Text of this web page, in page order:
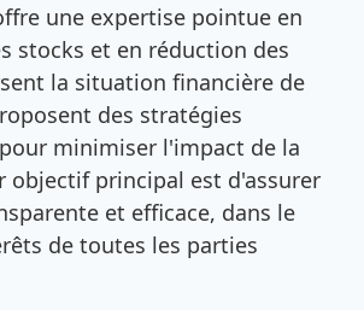
une expertise pointue en
stocks et en réduction des
la situation financière de
des stratégies
minimiser l'impact de la
objectif principal est d'assurer
et efficace, dans le
de toutes les parties